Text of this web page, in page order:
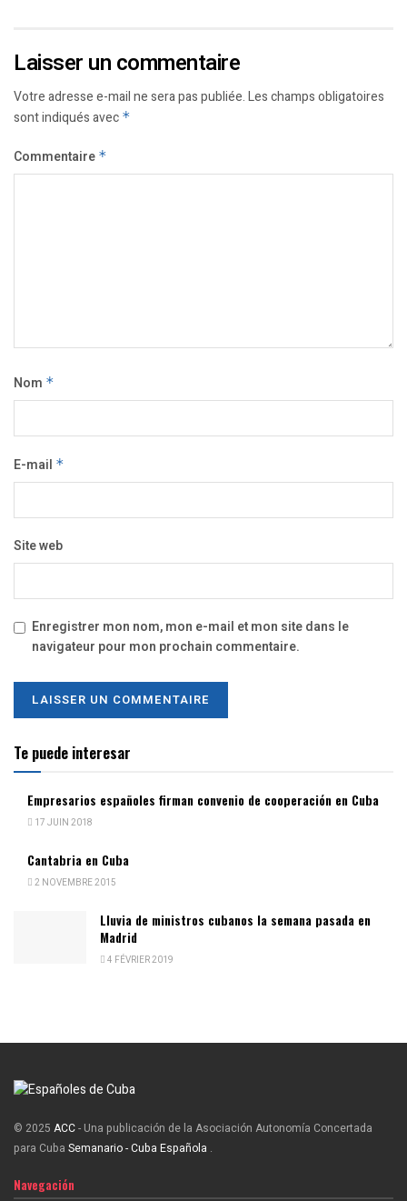
Laisser un commentaire
Votre adresse e-mail ne sera pas publiée.Les champs obligatoires
sont indiqués avec *
Commentaire *
Nom *
E-mail *
Site web
Enregistrer mon nom, mon e-mail et mon site dans le
navigateur pour mon prochain commentaire.
Te puede interesar
Empresarios españoles firman convenio de cooperación en Cuba
17 JUIN 2018
Cantabria en Cuba
2 NOVEMBRE 2015
Lluvia de ministros cubanos la semana pasada en
Madrid
4 FÉVRIER 2019
© 2025 ACC- Una publicación de la Asociación Autonomía Concertada
para Cuba Semanario - Cuba Española .
Navegación